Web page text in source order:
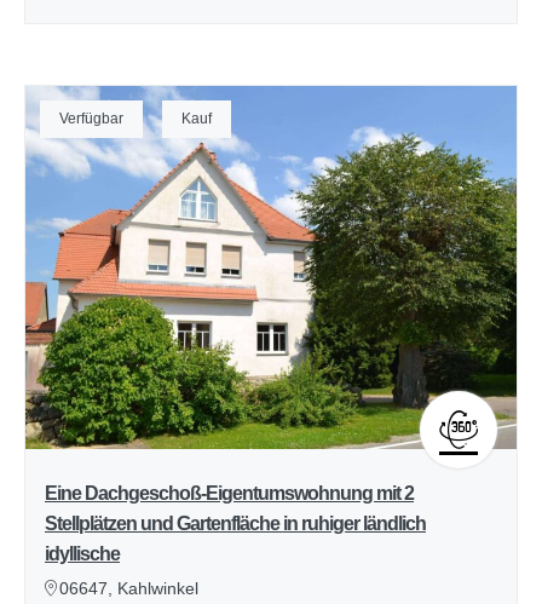
Verfügbar Kauf
Eine Dachgeschoß-Eigentumswohnung mit 2
Stellplätzen und Gartenfläche in ruhiger ländlich
idyllische
06647, Kahlwinkel